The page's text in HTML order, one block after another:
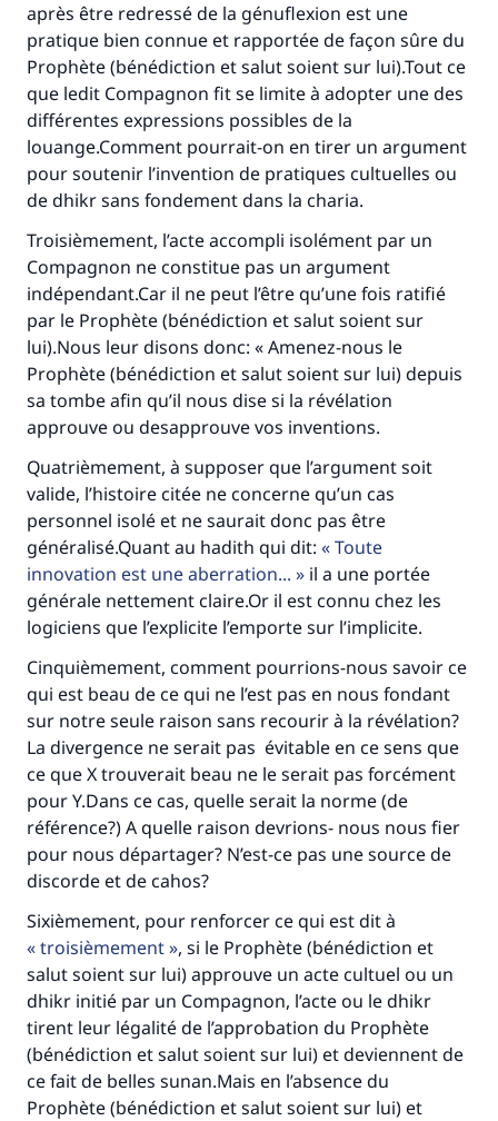
après être redressé de la génuflexion est une
pratique bien connue et rapportée de façon sûre du
Prophète (bénédiction et salut soient sur lui).Tout ce
que ledit Compagnon fit se limite à adopter une des
différentes expressions possibles de la
louange.Comment pourrait-on en tirer un argument
pour soutenir l’invention de pratiques cultuelles ou
de dhikr sans fondement dans la charia.
Troisièmement, l’acte accompli isolément par un
Compagnon ne constitue pas un argument
indépendant.Car il ne peut l’être qu’une fois ratifié
par le Prophète (bénédiction et salut soient sur
lui).Nous leur disons donc: « Amenez-nous le
Prophète (bénédiction et salut soient sur lui) depuis
sa tombe afin qu’il nous dise si la révélation
approuve ou desapprouve vos inventions.
Quatrièmement, à supposer que l’argument soit
valide, l’histoire citée ne concerne qu’un cas
personnel isolé et ne saurait donc pas être
généralisé.Quant au hadith qui dit:
Toute
innovation est une aberration...
il a une portée
générale nettement claire.Or il est connu chez les
logiciens que l’explicite l’emporte sur l’implicite.
Cinquièmement, comment pourrions-nous savoir ce
qui est beau de ce qui ne l’est pas en nous fondant
sur notre seule raison sans recourir à la révélation?
La divergence ne serait pas évitable en ce sens que
ce que X trouverait beau ne le serait pas forcément
pour Y.Dans ce cas, quelle serait la norme (de
référence?) A quelle raison devrions- nous nous fier
pour nous départager? N’est-ce pas une source de
discorde et de cahos?
Sixièmement, pour renforcer ce qui est dit à
troisièmement , si le Prophète (bénédiction et
salut soient sur lui) approuve un acte cultuel ou un
dhikr initié par un Compagnon, l’acte ou le dhikr
tirent leur légalité de l’approbation du Prophète
(bénédiction et salut soient sur lui) et deviennent de
ce fait de belles sunan.Mais en l’absence du
Prophète (bénédiction et salut soient sur lui) et
Faites une différence dans la vie de
millions de personnes grâce à votre
contribution
Aidez nous à apporter des réponses.
Le Messager d'Allah (Paix sur lui) a dit:
"Celui qui indique une bonne action obtient la
même récompense que celui qui le fait."
(MOUSLIM 1893)
Soutenez IslamQA